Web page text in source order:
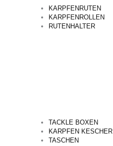
KARPFENRUTEN
KARPFENROLLEN
RUTENHALTER
TACKLE BOXEN
KARPFEN KESCHER
TASCHEN